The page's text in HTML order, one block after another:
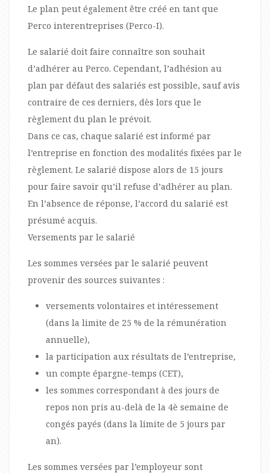
Le plan peut également être créé en tant que
Perco interentreprises (Perco-I).
Le salarié doit faire connaître son souhait
d’adhérer au Perco. Cependant, l’adhésion au
plan par défaut des salariés est possible, sauf avis
contraire de ces derniers, dès lors que le
règlement du plan le prévoit.
Dans ce cas, chaque salarié est informé par
l’entreprise en fonction des modalités fixées par le
règlement. Le salarié dispose alors de 15 jours
pour faire savoir qu’il refuse d’adhérer au plan.
En l’absence de réponse, l’accord du salarié est
présumé acquis.
Versements par le salarié
Les sommes versées par le salarié peuvent
provenir des sources suivantes :
versements volontaires et intéressement
(dans la limite de 25 % de la rémunération
annuelle),
la participation aux résultats de l’entreprise,
un compte épargne-temps (CET),
les sommes correspondant à des jours de
repos non pris au-delà de la 4è semaine de
congés payés (dans la limite de 5 jours par
an).
Les sommes versées par l’employeur sont